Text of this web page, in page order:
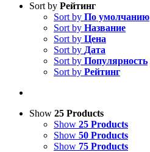
Sort by Рейтинг
Sort by По умолчанию
Sort by Название
Sort by Цена
Sort by Дата
Sort by Популярность
Sort by Рейтинг
Show 25 Products
Show 25 Products
Show 50 Products
Show 75 Products